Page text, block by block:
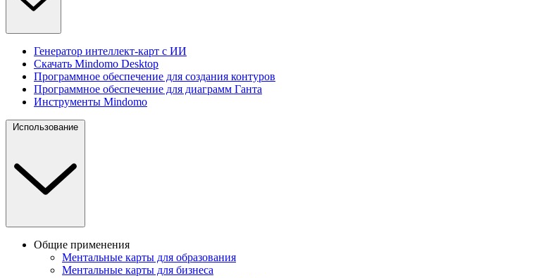
Генератор интеллект-карт с ИИ
Скачать Mindomo Desktop
Программное обеспечение для создания контуров
Программное обеспечение для диаграмм Ганта
Инструменты Mindomo
Использование
Общие применения
Ментальные карты для образования
Ментальные карты для бизнеса